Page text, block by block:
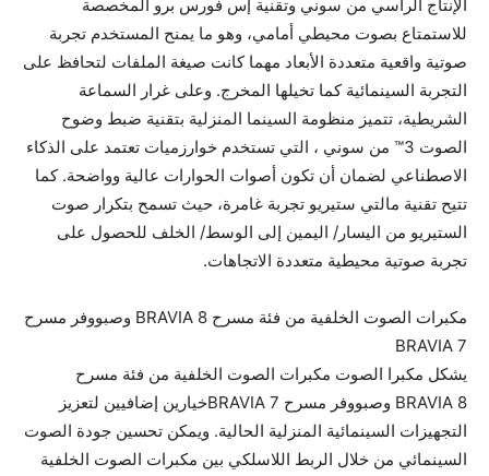
الإنتاج الرأسي من سوني وتقنية إس فورس برو المخصصة
للاستمتاع بصوت محيطي أمامي، وهو ما يمنح المستخدم تجربة
صوتية واقعية متعددة الأبعاد مهما كانت صيغة الملفات لتحافظ على
التجربة السينمائية كما تخيلها المخرج. وعلى غرار السماعة
الشريطية، تتميز منظومة السينما المنزلية بتقنية ضبط وضوح
الصوت 3™ من سوني ، التي تستخدم خوارزميات تعتمد على الذكاء
الاصطناعي لضمان أن تكون أصوات الحوارات عالية وواضحة. كما
تتيح تقنية مالتي ستيريو تجربة غامرة، حيث تسمح بتكرار صوت
الستيريو من اليسار/ اليمين إلى الوسط/ الخلف للحصول على
تجربة صوتية محيطية متعددة الاتجاهات.
مكبرات الصوت الخلفية من فئة مسرح BRAVIA 8 وصبووفر مسرح
BRAVIA 7
يشكل مكبرا الصوت مكبرات الصوت الخلفية من فئة مسرح
BRAVIA 8 وصبووفر مسرح BRAVIA 7خيارين إضافيين لتعزيز
التجهيزات السينمائية المنزلية الحالية. ويمكن تحسين جودة الصوت
السينمائي من خلال الربط اللاسلكي بين مكبرات الصوت الخلفية